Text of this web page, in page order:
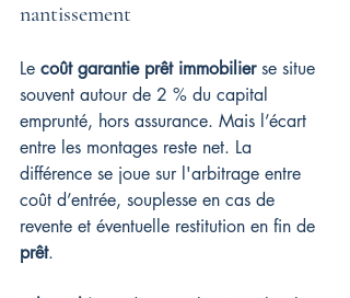
nantissement
Le coût garantie prêt immobilier se situe
souvent autour de 2 % du capital
emprunté, hors assurance. Mais l’écart
entre les montages reste net. La
différence se joue sur l'arbitrage entre
coût d’entrée, souplesse en cas de
revente et éventuelle restitution en fin de
prêt.